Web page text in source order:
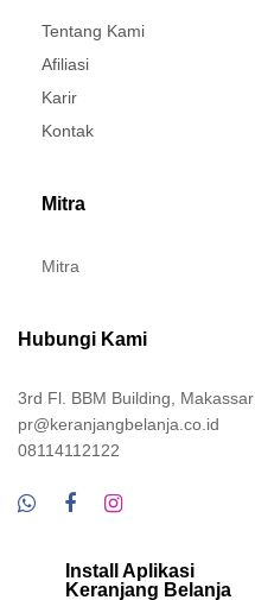
Tentang Kami
Afiliasi
Karir
Kontak
Mitra
Mitra
Hubungi Kami
3rd Fl. BBM Building, Makassar
pr@keranjangbelanja.co.id
08114112122
Install Aplikasi
Keranjang Belanja